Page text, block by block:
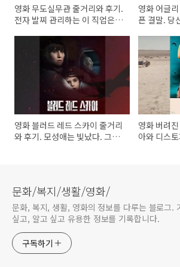
영화 무도실무관 줄거리와 후기.
전자 발찌 관리하는 이 직업은
영화 어글
픈 결말. 당
영화 블러드 레드 스카이 줄거리
와 후기. 모성애는 빛났다. 그러
영화 버려
아와 디스
문화/복지/생활/영화/
문화, 복지, 생활, 영화의 정보를 다루는 블로그.
싶고, 알고 싶고 유용한 정보를 기록합니다.
구독하기